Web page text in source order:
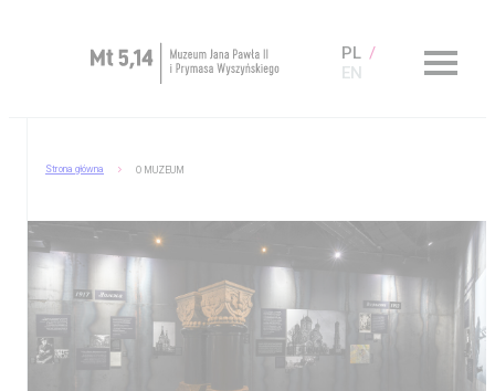
PL
EN
Muzeum dostępne
Kup bilet
Sklep
Strona główna O MUZEUM